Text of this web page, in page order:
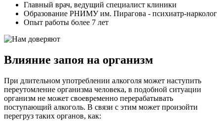
Главный врач, ведущий специалист клиники
Образование РНИМУ им. Пирагова - психиатр-нарколог
Опыт работы более 7 лет
Влияние запоя на организм
При длительном употреблении алкоголя может наступить
переутомление организма человека, в подобной ситуации
организм не может своевременно перерабатывать
поступающий алкоголь. В связи с этим может произойти
перегруз таких органов, как: